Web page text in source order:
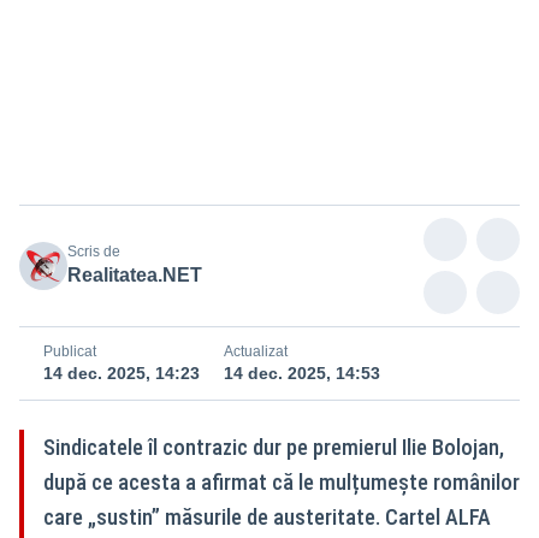
Scris de
Realitatea.NET
Publicat
14 dec. 2025, 14:23
Actualizat
14 dec. 2025, 14:53
Sindicatele îl contrazic dur pe premierul Ilie Bolojan,
după ce acesta a afirmat că le mulțumește românilor
care „sustin” măsurile de austeritate. Cartel ALFA